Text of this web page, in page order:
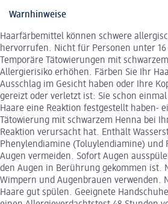
Warnhinweise
Haarfärbemittel können schwere
hervorrufen. Nicht für Personen unter
Temporäre Tätowierungen mit
Allergierisiko erhöhen. Färben Sie Ihr
Ausschlag im Gesicht haben oder Ihre
gereizt oder verletzt ist: Sie schon
Haare eine Reaktion festgestellt haben-
Tätowierung mit schwarzem Henna bei
Reaktion verursacht hat. Enthält
Phenylendiamine (Toluylendiamine) und
Augen vermeiden. Sofort Augen
den Augen in Berührung gekommen ist.
Wimpern und Augenbrauen verwenden.
Haare gut spülen. Geeignete